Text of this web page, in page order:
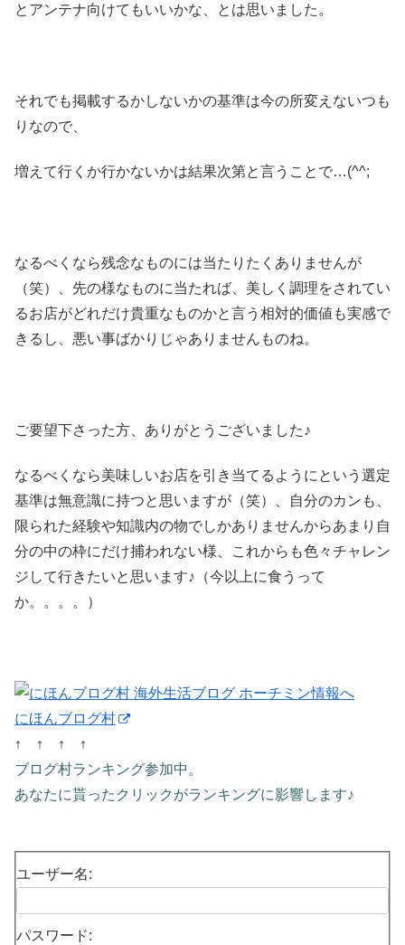
とアンテナ向けてもいいかな、とは思いました。
それでも掲載するかしないかの基準は今の所変えないつも
りなので、
増えて行くか行かないかは結果次第と言うことで…(^^;
なるべくなら残念なものには当たりたくありませんが
（笑）、先の様なものに当たれば、美しく調理をされてい
るお店がどれだけ貴重なものかと言う相対的価値も実感で
きるし、悪い事ばかりじゃありませんものね。
ご要望下さった方、ありがとうございました♪
なるべくなら美味しいお店を引き当てるようにという選定
基準は無意識に持つと思いますが（笑）、自分のカンも、
限られた経験や知識内の物でしかありませんからあまり自
分の中の枠にだけ捕われない様、これからも色々チャレン
ジして行きたいと思います♪（今以上に食うって
か。。。。）
にほんブログ村
↑ ↑ ↑ ↑
ブログ村ランキング参加中。
あなたに貰ったクリックがランキングに影響します♪
ユーザー名:
パスワード: